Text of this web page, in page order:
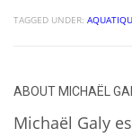
TAGGED UNDER:
ABOUTMICHAËL
Michaël Galy